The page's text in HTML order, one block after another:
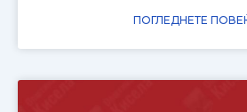
ПОГЛЕДНЕТЕ